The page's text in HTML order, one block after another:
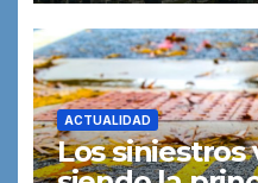
ACTUALIDAD
Los siniestros